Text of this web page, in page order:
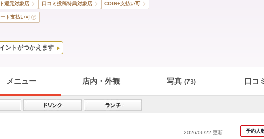
還元対象店 口コミ投稿特典対象店 COIN+支払い可
ト支払い可
ントがつかえます
メニュー 店内・外観 写真 (73) 口コ
2026/06/22 更新 予約人